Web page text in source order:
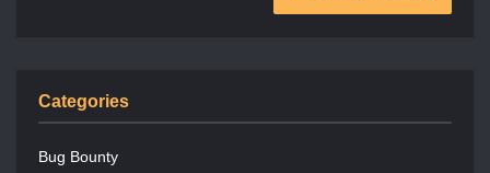
Categories
Bug Bounty